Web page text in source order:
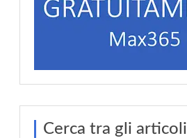
Cerca tra gli articoli